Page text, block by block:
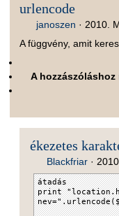
urlencode
janoszen · 2010.
A függvény, amit
A hozzászóláshoz
ékezetes
Blackfriar·
átadás
print